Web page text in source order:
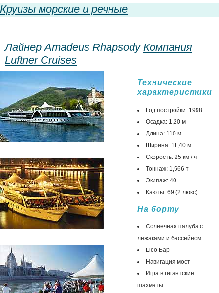
Круизы морские и речные
Лайнер Amadeus Rhapsody Компания
Luftner Сruises
Технические
характеристики
Год постройки: 1998
Осадка: 1,20 м
Длина: 110 м
Ширина: 11,40 м
Скорость: 25 км / ч
Тоннаж: 1,566 т
Экипаж: 40
Каюты: 69 (2 люкс)
На борту
Солнечная палуба с
лежаками и бассейном
Lido Бар
Навигация мост
Игра в гигантские
шахматы